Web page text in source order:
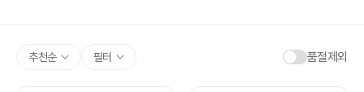
추천순 필터 품절제외